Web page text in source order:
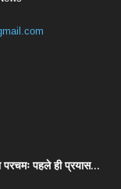
पहले ही प्रयास...